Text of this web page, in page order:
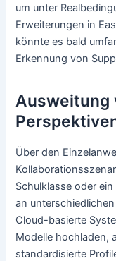
um unter
Erweiterungen in
könnte es bald
Erkennung von
Ausweitung
Über den
Schulklasse oder
an
Cloud-basierte
Modelle hochladen,
standardisierte